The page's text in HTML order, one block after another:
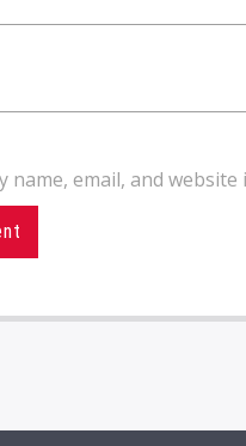
name, email, and